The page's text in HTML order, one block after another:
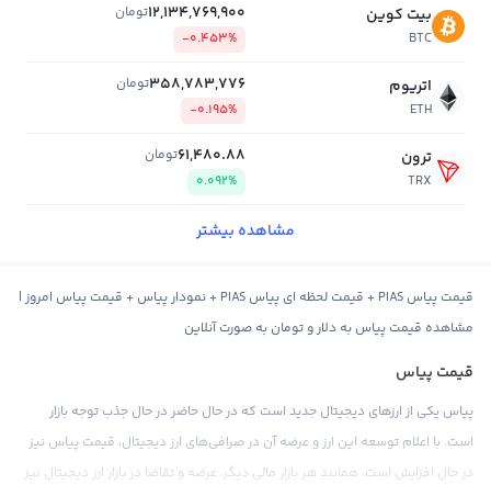
بیت کوین
BTC
12,134,769,900تومان
-0.453%
اتریوم
ETH
358,783,776تومان
-0.195%
ترون
TRX
61,480.88تومان
0.092%
مشاهده بیشتر
قیمت پیاس PIAS + قیمت لحظه ای پیاس PIAS + نمودار پیاس + قیمت پیاس امروز |
مشاهده قیمت پیاس به دلار و تومان به صورت آنلاین
قیمت پیاس
پیاس یکی از ارزهای دیجیتال جدید است که در حال حاضر در حال جذب توجه بازار
است. با اعلام توسعه این ارز و عرضه آن در صرافی‌های ارز دیجیتال، قیمت پیاس نیز
در حال افزایش است. همانند هر بازار مالی دیگر، عرضه و تقاضا در بازار ارز دیجیتال نیز